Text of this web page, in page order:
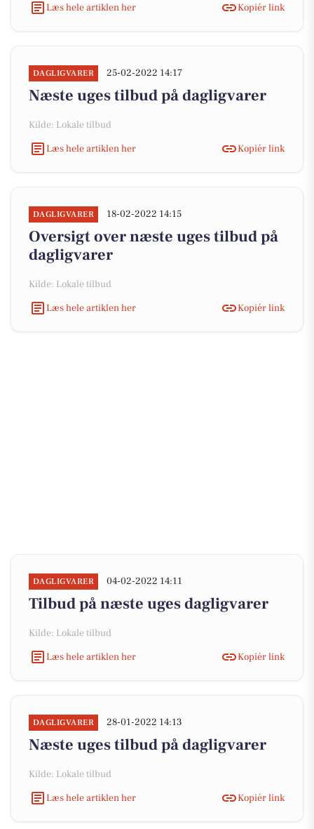
Læs hele artiklen her
Kopiér link
DAGLIGVARER 25-02-2022 14:17
Næste uges tilbud på dagligvarer
Kilde: Lokale tilbud
Læs hele artiklen her
Kopiér link
DAGLIGVARER 18-02-2022 14:15
Oversigt over næste uges tilbud på
dagligvarer
Kilde: Lokale tilbud
Læs hele artiklen her
Kopiér link
DAGLIGVARER 04-02-2022 14:11
Tilbud på næste uges dagligvarer
Kilde: Lokale tilbud
Læs hele artiklen her
Kopiér link
DAGLIGVARER 28-01-2022 14:13
Næste uges tilbud på dagligvarer
Kilde: Lokale tilbud
Læs hele artiklen her
Kopiér link